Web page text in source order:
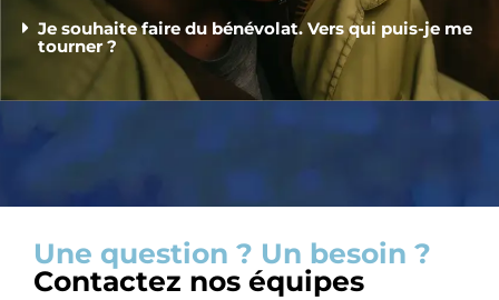
Je souhaite faire du bénévolat. Vers qui puis-je me
tourner ?
Une question ? Un besoin ?
Contactez nos équipes